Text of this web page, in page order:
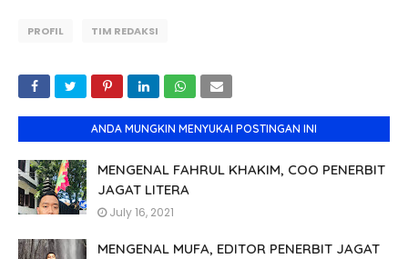
PROFIL TIM REDAKSI
ANDA MUNGKIN MENYUKAI POSTINGAN INI
MENGENAL FAHRUL KHAKIM, COO PENERBIT
JAGAT LITERA
July 16, 2021
MENGENAL MUFA, EDITOR PENERBIT JAGAT